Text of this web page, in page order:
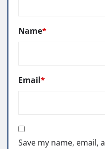
Name*
Email*
Save my name, email,